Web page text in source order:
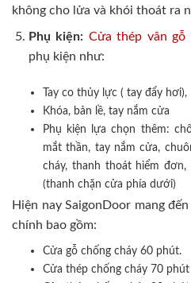
không cho lửa và khói thoát ra
Phụ kiện: Cửa thép vân gỗ
phụ kiện như:
Tay co thủy lực ( tay đẩy hơi),
Khóa, bản lề, tay nắm cửa
Phụ kiện lựa chọn thêm:
mắt thần, tay nắm cửa,
cháy, thanh thoát hiểm đơn,
(thanh chặn cửa phía dưới)
Hiện nay SaigonDoor mang
chính bao gồm:
Cửa gỗ chống cháy 60 phút.
Cửa thép chống cháy 70 phút